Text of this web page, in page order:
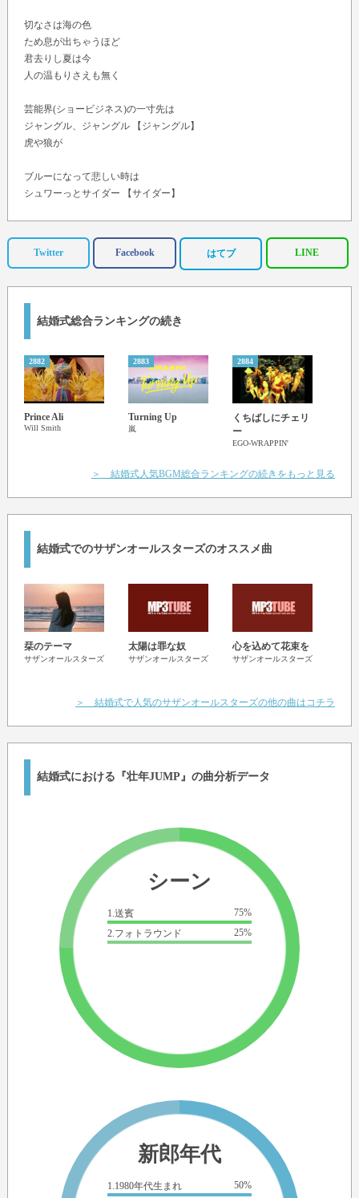
切なさは海の色
ため息が出ちゃうほど
君去りし夏は今
人の温もりさえも無く
芸能界(ショービジネス)の一寸先は
ジャングル、ジャングル 【ジャングル】
虎や狼が
ブルーになって悲しい時は
シュワーっとサイダー 【サイダー】
色んな歌 ありがとう ステージで
誰にだって胸トキメキの
だけど雲の上
円(まる)になって肩寄せあった
ライバル、ライバル 【ライバル】
また逢うまでは達者でな
アイドル、アイドル 【アイドル】
君にメロメロ
夢ありがとう グッバイ 【グッバイ】
Twitter Facebook はてブ LINE
結婚式総合ランキングの続き
2882
Prince Ali
Will Smith
2883
Turning Up
嵐
2884
くちばしにチェリ
ー
EGO-WRAPPIN'
＞ 結婚式人気BGM総合ランキングの続きをもっと見る
結婚式でのサザンオールスターズのオススメ曲
栞のテーマ
サザンオールスターズ
太陽は罪な奴
サザンオールスターズ
心を込めて花束を
サザンオールスターズ
＞ 結婚式で人気のサザンオールスターズの他の曲はコチラ
結婚式における『壮年JUMP』の曲分析データ
シーン
1.送賓
75%
2.フォトラウンド
25%
新郎年代
1.1980年代生まれ
50%